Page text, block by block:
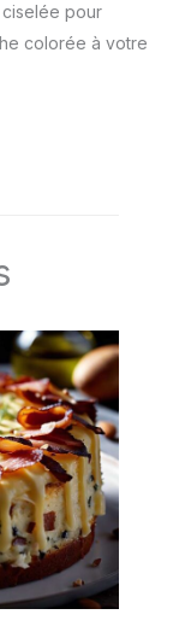
pour
colorée à votre